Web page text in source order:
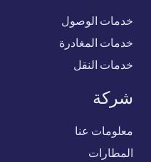
خدمات الوصول
خدمات المغادرة
خدمات النقل
شركة
معلومات عنا
المطارات